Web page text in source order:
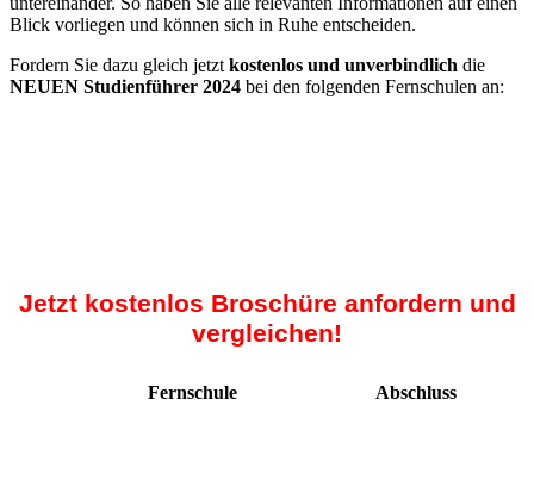
Blick vorliegen und können sich in Ruhe entscheiden.
Fordern Sie dazu gleich jetzt kostenlos und unverbindlich die
NEUEN Studienführer 2024 bei den folgenden Fernschulen an:
Jetzt kostenlos Broschüre anfordern und
vergleichen!
Fernschule Abschluss